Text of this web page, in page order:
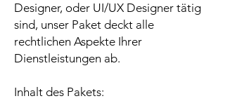
Designer, oder UI/UX Designer tätig
sind, unser Paket deckt alle
rechtlichen Aspekte Ihrer
Dienstleistungen ab.
Inhalt des Pakets: